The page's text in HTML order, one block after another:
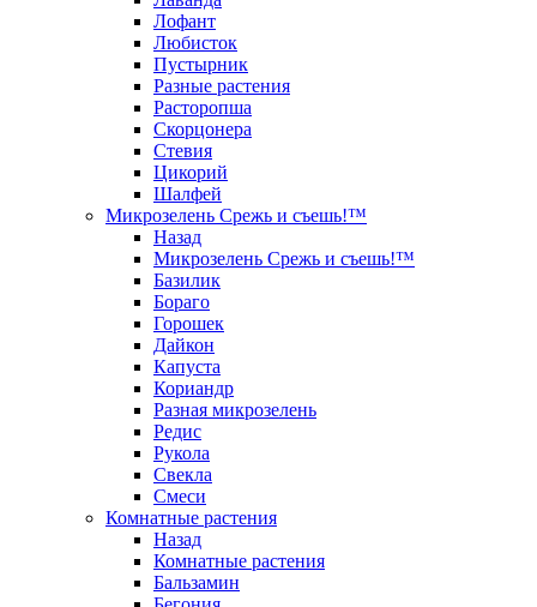
Лофант
Любисток
Пустырник
Разные растения
Расторопша
Скорцонера
Стевия
Цикорий
Шалфей
Микрозелень Срежь и съешь!™
Назад
Микрозелень Срежь и съешь!™
Базилик
Бораго
Горошек
Дайкон
Капуста
Кориандр
Разная микрозелень
Редис
Рукола
Свекла
Смеси
Комнатные растения
Назад
Комнатные растения
Бальзамин